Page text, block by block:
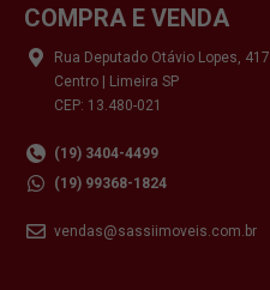
COMPRA E VENDA
Rua Deputado Otávio Lopes, 417
Centro | Limeira SP
CEP: 13.480-021
(19) 3404-4499
(19) 99368-1824
vendas@sassiimoveis.com.br